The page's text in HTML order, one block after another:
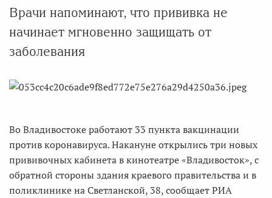
Врачи напоминают, что прививка не
начинает мгновенно защищать от
заболевания
Во Владивостоке работают 33 пункта вакцинации
против коронавируса. Накануне открылись три новых
прививочных кабинета в кинотеатре «Владивосток», с
обратной стороны здания краевого правительства и в
поликлинике на Светланской, 38, сообщает РИА